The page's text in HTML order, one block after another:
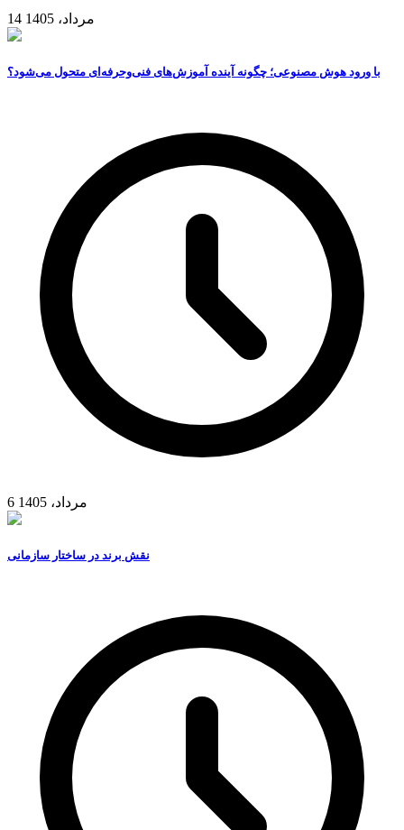
14 مرداد، 1405
با ورود هوش مصنوعی؛ چگونه آینده آموزش‌های فنی‌وحرفه‌ای متحول می‌شود؟
6 مرداد، 1405
نقش برند در ساختار سازمانی